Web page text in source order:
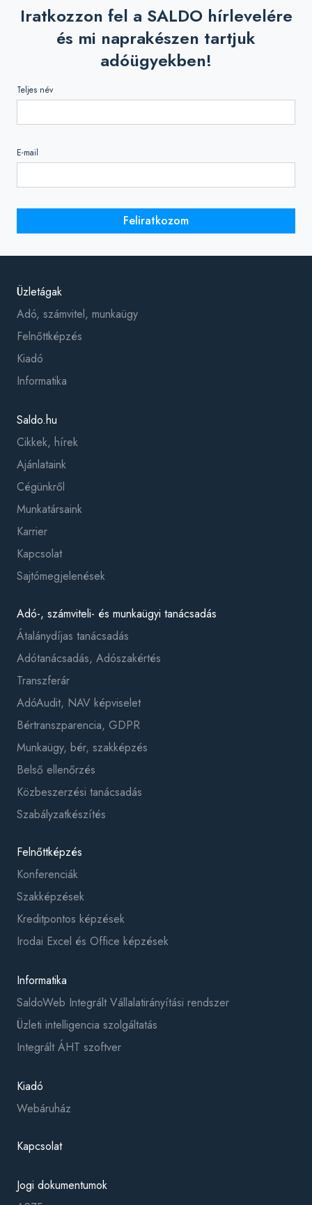
Iratkozzon fel a SALDO hírlevelére
és mi naprakészen tartjuk
adóügyekben!
Teljes név
E-mail
Feliratkozom
Üzletágak
Adó, számvitel, munkaügy
Felnőttképzés
Kiadó
Informatika
Saldo.hu
Cikkek, hírek
Ajánlataink
Cégünkről
Munkatársaink
Karrier
Kapcsolat
Sajtómegjelenések
Adó-, számviteli- és munkaügyi tanácsadás
Átalánydíjas tanácsadás
Adótanácsadás, Adószakértés
Transzferár
AdóAudit, NAV képviselet
Bértranszparencia, GDPR
Munkaügy, bér, szakképzés
Belső ellenőrzés
Közbeszerzési tanácsadás
Szabályzatkészítés
Felnőttképzés
Konferenciák
Szakképzések
Kreditpontos képzések
Irodai Excel és Office képzések
Informatika
SaldoWeb Integrált Vállalatirányítási rendszer
Üzleti intelligencia szolgáltatás
Integrált ÁHT szoftver
Kiadó
Webáruház
Kapcsolat
Jogi dokumentumok